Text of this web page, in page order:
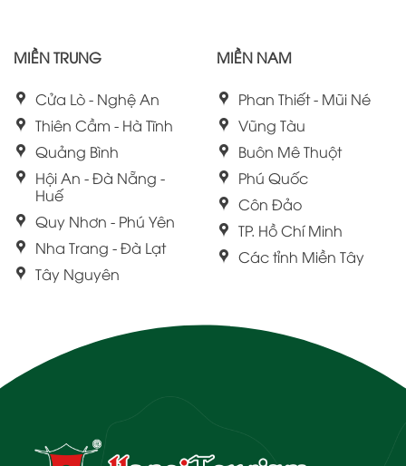
MIỀN TRUNG
Cửa Lò - Nghệ An
Thiên Cầm - Hà Tĩnh
Quảng Bình
Hội An - Đà Nẵng -
Huế
Quy Nhơn - Phú Yên
Nha Trang - Đà Lạt
Tây Nguyên
MIỀN NAM
Phan Thiết - Mũi Né
Vũng Tàu
Buôn Mê Thuột
Phú Quốc
Côn Đảo
TP. Hồ Chí Minh
Các tỉnh Miền Tây